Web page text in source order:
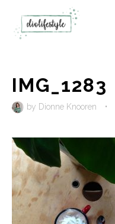
IMG_1283
by Dionne Knooren •